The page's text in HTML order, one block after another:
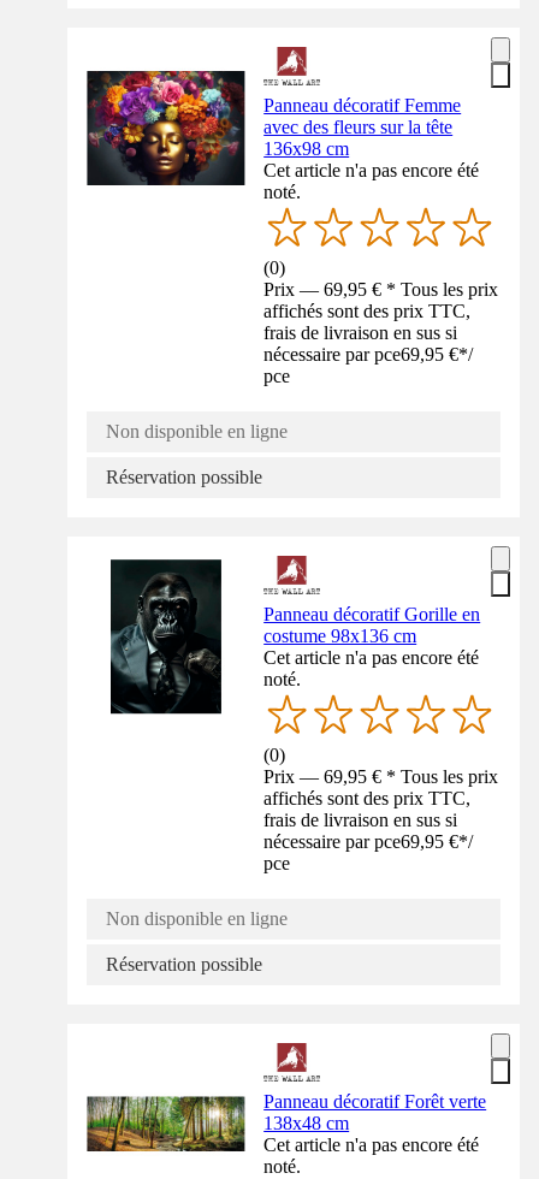
Panneau décoratif Femme
avec des fleurs sur la tête
136x98 cm
Cet article n'a pas encore été
noté.
(0)
Prix — 69,95 € * Tous les prix
affichés sont des prix TTC,
frais de livraison en sus si
nécessaire par pce69,95 €*/
pce
Non disponible en ligne
Réservation possible
Panneau décoratif Gorille en
costume 98x136 cm
Cet article n'a pas encore été
noté.
(0)
Prix — 69,95 € * Tous les prix
affichés sont des prix TTC,
frais de livraison en sus si
nécessaire par pce69,95 €*/
pce
Non disponible en ligne
Réservation possible
Panneau décoratif Forêt verte
138x48 cm
Cet article n'a pas encore été
noté.